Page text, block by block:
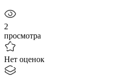
2
просмотра
Нет оценок